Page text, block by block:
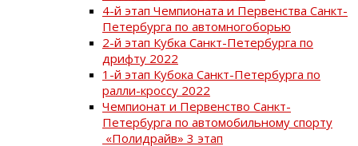
4-й этап Чемпионата и Первенства Санкт-
Петербурга по автомногоборью
2-й этап Кубка Санкт-Петербурга по
дрифту 2022
1-й этап Кубока Санкт-Петербурга по
ралли-кроссу 2022
Чемпионат и Первенство Санкт-
Петербурга по автомобильному спорту
«Полидрайв» 3 этап